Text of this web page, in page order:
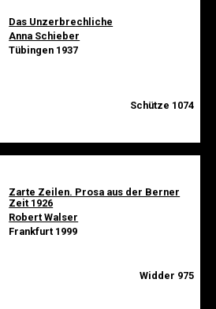
Das Unzerbrechliche
Anna Schieber
Tübingen 1937
Schütze 1074
Zarte Zeilen. Prosa aus der Berner
Zeit 1926
Robert Walser
Frankfurt 1999
Widder 975